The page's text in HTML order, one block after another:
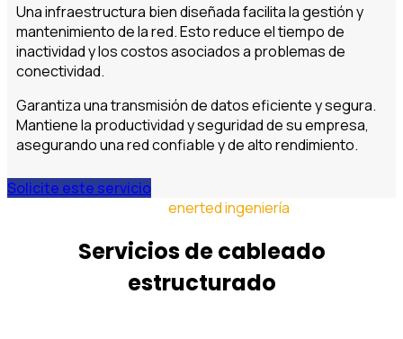
Una infraestructura bien diseñada facilita la gestión y
mantenimiento de la red. Esto reduce el tiempo de
inactividad y los costos asociados a problemas de
conectividad.
Garantiza una transmisión de datos eficiente y segura.
Mantiene la productividad y seguridad de su empresa,
asegurando una red confiable y de alto rendimiento.
Solicite este servicio
enerted ingeniería
Servicios de cableado
estructurado